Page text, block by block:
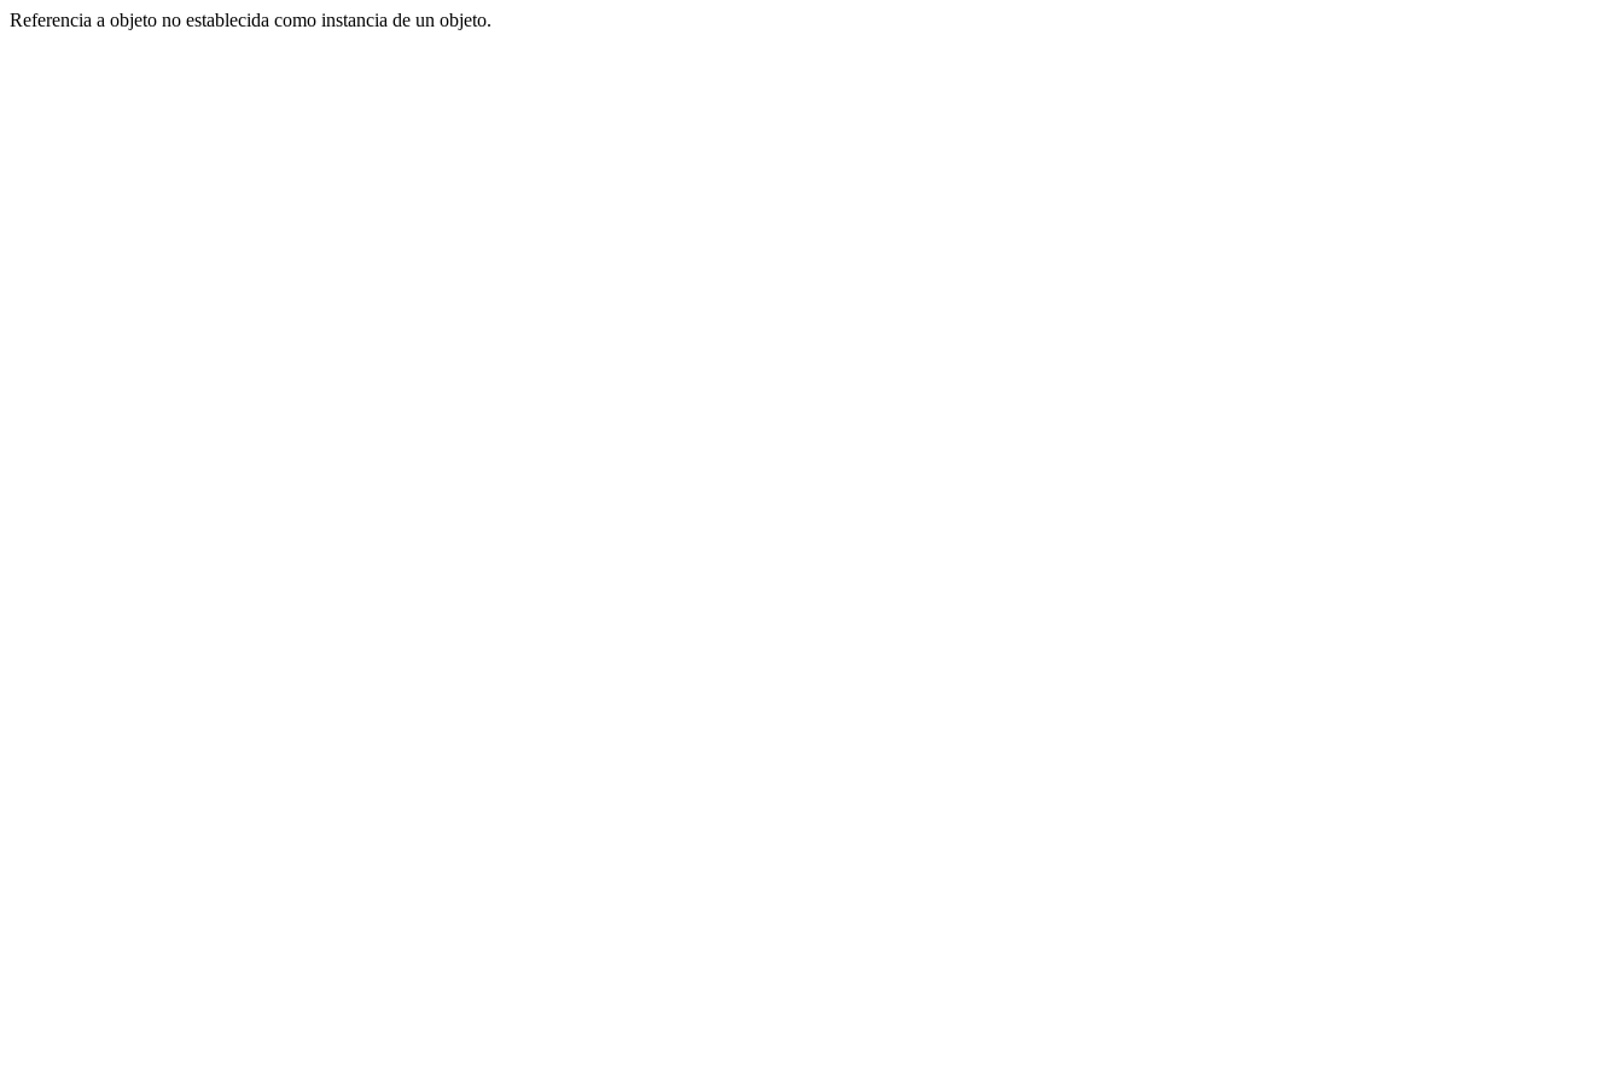
Referencia a objeto no establecida como instancia de un objeto.